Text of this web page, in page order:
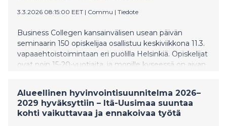
3.3.2026 08:15:00 EET | Commu | Tiedote
Business Collegen kansainvälisen usean päivän
seminaarin 150 opiskelijaa osallistuu keskiviikkona 11.3.
vapaaehtoistoimintaan eri puolilla Helsinkiä. Opiskelijat
ovat noin 15-20-vuotiaita, ja monille kyseessä on aivan
aikana opiskelijat jalkautuvat yli 20 eri kohteeseen
auttamaan esimerkiksi pakkaus-, järjestely- ja
lajittelutehtävissä, ruokajakelussa, lipaskeräyksissä sekä
Alueellinen hyvinvointisuunnitelma 2026–
2029 hyväksyttiin – Itä-Uusimaa suuntaa
kohti vaikuttavaa ja ennakoivaa työtä